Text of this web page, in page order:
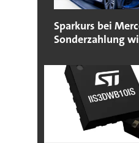
Sparkurs bei
Sonderzahlung